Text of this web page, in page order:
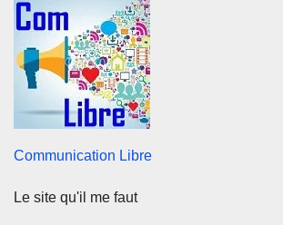
Communication Libre
Le site qu'il me faut